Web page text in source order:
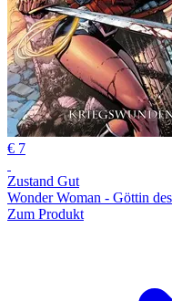
€ 7
Zustand Gut
Wonder Woman - Göttin
Zum Produkt